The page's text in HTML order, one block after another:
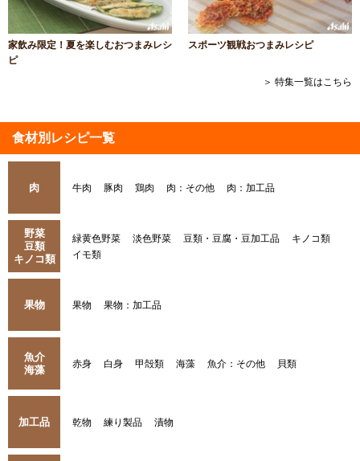
家飲み限定！夏を楽しむおつまみレシ
ピ
スポーツ観戦おつまみレシピ
＞ 特集一覧はこちら
食材別レシピ一覧
肉 牛肉 豚肉 鶏肉 肉：その他 肉：加工品
野菜
豆類
キノコ類
緑黄色野菜 淡色野菜 豆類・豆腐・豆加工品
キノコ類
イモ類
果物 果物 果物：加工品
魚介
海藻
赤身 白身 甲殻類 海藻 魚介：その他 貝類
加工品 乾物 練り製品 漬物